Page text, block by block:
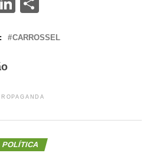
CARROSSEL
POLÍTICA